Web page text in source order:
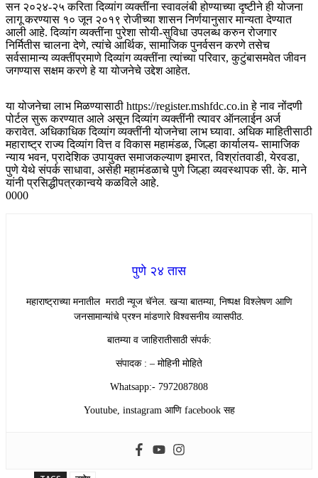
सन २०२४-२५ करिता दिव्यांग व्यक्तींना स्वावलंबी होण्याच्या दृष्टीने ही योजना
लागू करण्यास १० जून २०१९ रोजीच्या शासन निर्णयानुसार मान्यता देण्यात
आली आहे. दिव्यांग व्यक्तींना पुरेशा सोयी-सुविधा उपलब्ध करुन रोजगार
निर्मितीस चालना देणे, त्यांचे आर्थिक, सामाजिक पुनर्वसन करणे तसेच
सर्वसामान्य व्यक्तींप्रमाणे दिव्यांग व्यक्तींना त्यांच्या परिवार, कुटुंबासमवेत जीवन
जगण्यास सक्षम करणे हे या योजनेचे उद्देश आहेत.
या योजनेचा लाभ मिळण्यासाठी https://register.mshfdc.co.in हे नाव नोंदणी
पोर्टल सुरू करण्यात आले असून दिव्यांग व्यक्तींनी त्यावर ऑनलाईन अर्ज
करावेत. अधिकाधिक दिव्यांग व्यक्तींनी योजनेचा लाभ घ्यावा. अधिक माहितीसाठी
महाराष्ट्र राज्य दिव्यांग वित्त व विकास महामंडळ, जिल्हा कार्यालय- सामाजिक
न्याय भवन, प्रादेशिक उपायुक्त समाजकल्याण इमारत, विश्रांतवाडी, येरवडा,
पुणे येथे संपर्क साधावा, असेही महामंडळाचे पुणे जिल्हा व्यवस्थापक सी. के. माने
यांनी प्रसिद्धीपत्रकान्वये कळविले आहे.
0000
पुणे २४ तास
महाराष्ट्राच्या मनातील मराठी न्यूज चॅनेल. खऱ्या बातम्या, निष्पक्ष विश्लेषण आणि
जनसामान्यांचे प्रश्न मांडणारे विश्वसनीय व्यासपीठ.
बातम्या व जाहिरातीसाठी संपर्क:
संपादक : – मोहिनी मोहिते
Whatsapp:- 7972087808
Youtube, instagram आणि facebook सह